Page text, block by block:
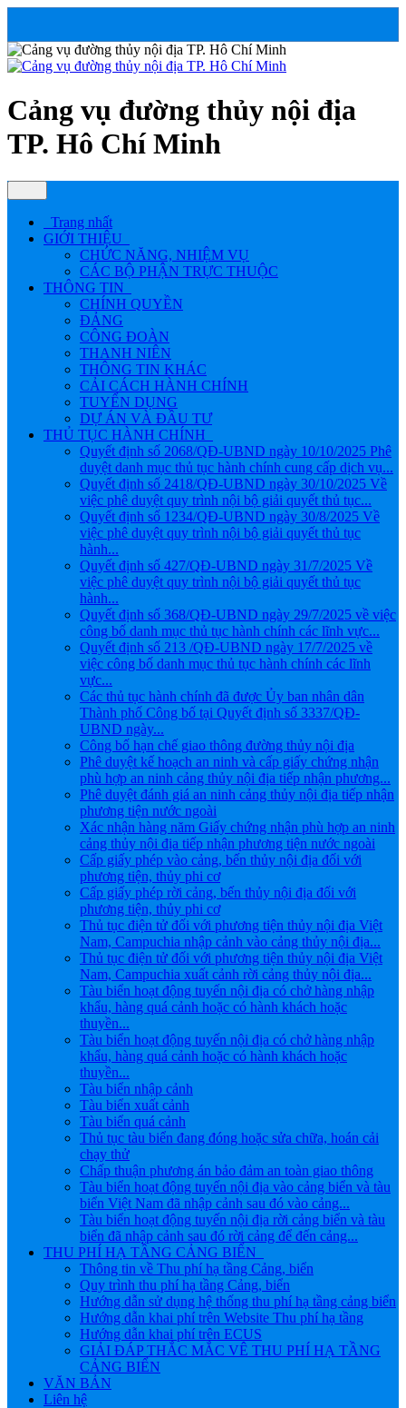
Cảng vụ đường thủy nội địa
TP. Hô Chí Minh
Trang nhất
GIỚI THIỆU
CHỨC NĂNG, NHIỆM VỤ
CÁC BỘ PHẬN TRỰC THUỘC
THÔNG TIN
CHÍNH QUYỀN
ĐẢNG
CÔNG ĐOÀN
THANH NIÊN
THÔNG TIN KHÁC
CẢI CÁCH HÀNH CHÍNH
TUYỂN DỤNG
DỰ ÁN VÀ ĐẦU TƯ
THỦ TỤC HÀNH CHÍNH
Quyết định số 2068/QĐ-UBND ngày 10/10/2025 Phê
duyệt danh mục thủ tục hành chính cung cấp dịch vụ...
Quyết định số 2418/QĐ-UBND ngày 30/10/2025 Về
việc phê duyệt quy trình nội bộ giải quyết thủ tục...
Quyết định số 1234/QĐ-UBND ngày 30/8/2025 Về
việc phê duyệt quy trình nội bộ giải quyết thủ tục
hành...
Quyết định số 427/QĐ-UBND ngày 31/7/2025 Về
việc phê duyệt quy trình nội bộ giải quyết thủ tục
hành...
Quyết định số 368/QĐ-UBND ngày 29/7/2025 về việc
công bố danh mục thủ tục hành chính các lĩnh vực...
Quyết định số 213 /QĐ-UBND ngày 17/7/2025 về
việc công bố danh mục thủ tục hành chính các lĩnh
vực...
Các thủ tục hành chính đã được Ủy ban nhân dân
Thành phố Công bố tại Quyết định số 3337/QĐ-
UBND ngày...
Công bố hạn chế giao thông đường thủy nội địa
Phê duyệt kế hoạch an ninh và cấp giấy chứng nhận
phù hợp an ninh cảng thủy nội địa tiếp nhận phương...
Phê duyệt đánh giá an ninh cảng thủy nội địa tiếp nhận
phương tiện nước ngoài
Xác nhận hàng năm Giấy chứng nhận phù hợp an ninh
cảng thủy nội địa tiếp nhận phương tiện nước ngoài
Cấp giấy phép vào cảng, bến thủy nội địa đối với
phương tiện, thủy phi cơ
Cấp giấy phép rời cảng, bến thủy nội địa đối với
phương tiện, thủy phi cơ
Thủ tục điện tử đối với phương tiện thủy nội địa Việt
Nam, Campuchia nhập cảnh vào cảng thủy nội địa...
Thủ tục điện tử đối với phương tiện thủy nội địa Việt
Nam, Campuchia xuất cảnh rời cảng thủy nội địa...
Tàu biển hoạt động tuyến nội địa có chở hàng nhập
khẩu, hàng quá cảnh hoặc có hành khách hoặc
thuyền...
Tàu biển hoạt động tuyến nội địa có chở hàng nhập
khẩu, hàng quá cảnh hoặc có hành khách hoặc
thuyền...
Tàu biển nhập cảnh
Tàu biển xuất cảnh
Tàu biển quá cảnh
Thủ tục tàu biển đang đóng hoặc sửa chữa, hoán cải
chạy thử
Chấp thuận phương án bảo đảm an toàn giao thông
Tàu biển hoạt động tuyến nội địa vào cảng biển và tàu
biển Việt Nam đã nhập cảnh sau đó vào cảng...
Tàu biển hoạt động tuyến nội địa rời cảng biển và tàu
biển đã nhập cảnh sau đó rời cảng để đến cảng...
THU PHÍ HẠ TẦNG CẢNG BIỂN
Thông tin về Thu phí hạ tầng Cảng, biển
Quy trình thu phí hạ tầng Cảng, biển
Hướng dẫn sử dụng hệ thống thu phí hạ tầng cảng biển
Hướng dẫn khai phí trên Website Thu phí hạ tầng
Hướng dẫn khai phí trên ECUS
GIẢI ĐÁP THẮC MẮC VÊ THU PHÍ HẠ TẦNG
CẢNG BIỂN
VĂN BẢN
Liên hệ